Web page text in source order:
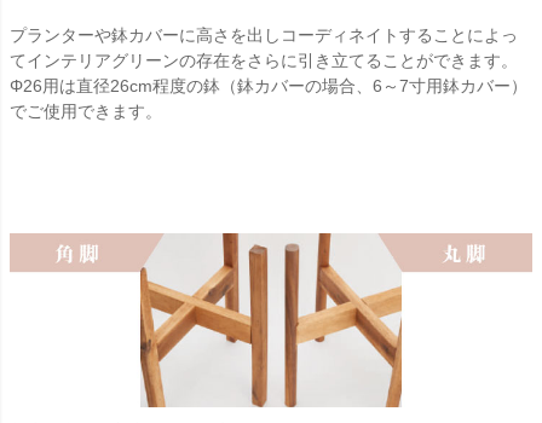
プランターや鉢カバーに高さを出しコーディネイトすることによっ
てインテリアグリーンの存在をさらに引き立てることができます。
Φ26用は直径26cm程度の鉢（鉢カバーの場合、6～7寸用鉢カバー）
でご使用できます。